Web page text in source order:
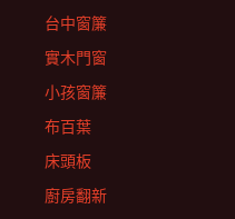
台中窗簾
實木門窗
小孩窗簾
布百葉
床頭板
廚房翻新